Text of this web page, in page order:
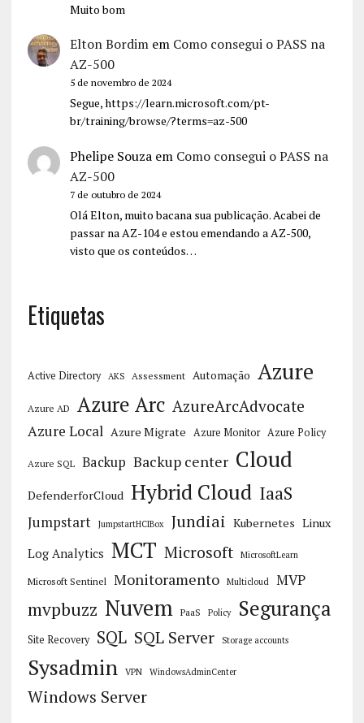
Muito bom
Elton Bordimem Como consegui o PASS na
AZ-500
5 de novembro de 2024
Segue, https://learn.microsoft.com/pt-
br/training/browse/?terms=az-500
Phelipe Souzaem Como consegui o PASS na
AZ-500
7 de outubro de 2024
Olá Elton, muito bacana sua publicação. Acabei de
passar na AZ-104 e estou emendando a AZ-500,
visto que os conteúdos…
Etiquetas
Active Directory AKS Assessment Automação Azure
Azure AD Azure Arc AzureArcAdvocate
Azure Local Azure Migrate Azure Monitor Azure Policy
Azure SQL Backup Backup center Cloud
DefenderforCloud Hybrid Cloud IaaS
Jumpstart JumpstartHCIBox Jundiai Kubernetes Linux
Log Analytics MCT Microsoft MicrosoftLearn
Microsoft Sentinel Monitoramento Multicloud MVP
mvpbuzz Nuvem PaaS Policy Segurança
Site Recovery SQL SQL Server Storage accounts
Sysadmin VPN WindowsAdminCenter
Windows Server